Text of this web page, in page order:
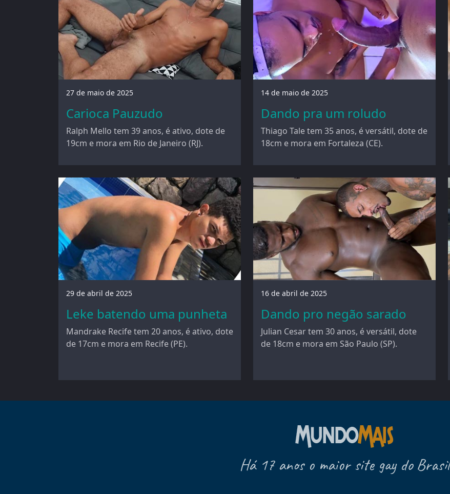
27 de maio de 2025
Carioca Pauzudo
Ralph Mello tem 39 anos, é ativo, dote de
19cm e mora em Rio de Janeiro (RJ).
14 de maio de 2025
Dando pra um roludo
Thiago Tale tem 35 anos, é versátil, dote de
18cm e mora em Fortaleza (CE).
29 de abril de 2025
Leke batendo uma punheta
Mandrake Recife tem 20 anos, é ativo, dote
de 17cm e mora em Recife (PE).
16 de abril de 2025
Dando pro negão sarado
Julian Cesar tem 30 anos, é versátil, dote
de 18cm e mora em São Paulo (SP).
Há 17 anos o maior site gay do Brasil